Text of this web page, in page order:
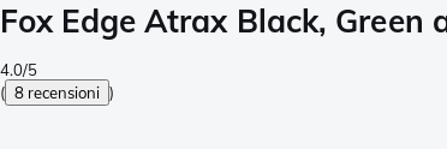
Fox Edge Atrax Black,
4.0/5
( 8 recensioni )